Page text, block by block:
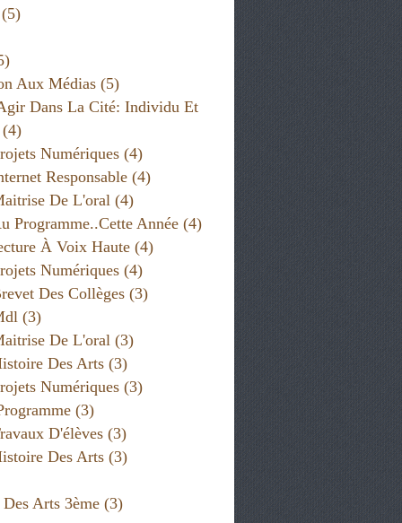
(5)
Aux Médias (5)
Dans La Cité: Individu Et
(4)
Numériques (4)
Responsable (4)
De L'oral (4)
Programme..cette Année (4)
À Voix Haute (4)
Numériques (4)
Des Collèges (3)
(3)
De L'oral (3)
Des Arts (3)
Numériques (3)
(3)
D'élèves (3)
Des Arts (3)
Arts 3ème (3)